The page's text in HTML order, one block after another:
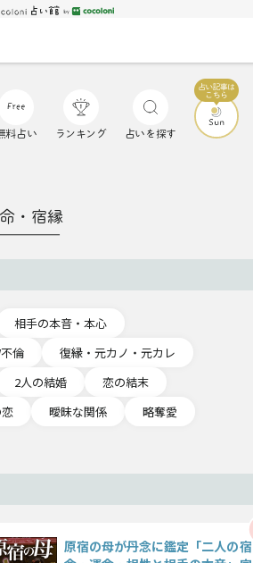
料占い ランキング 占いを探す
・宿縁
相手の本音・本心
倫
復縁・元カノ・元カレ
2人の結婚
恋の結末
曖昧な関係
略奪愛
原宿の母が丹念に鑑定「二人の宿